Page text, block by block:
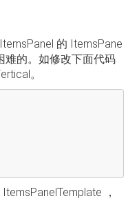
的 ItemsPane
难的。如修改下面代码
。
，